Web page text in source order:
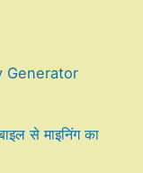
Generator
से माइनिंग का